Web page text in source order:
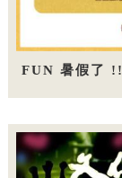
FUN 暑假了